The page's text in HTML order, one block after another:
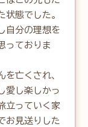
状態でした。
自分の理想を
っておりま
を亡くされ、
愛し楽しかっ
立っていく家
お見送りした